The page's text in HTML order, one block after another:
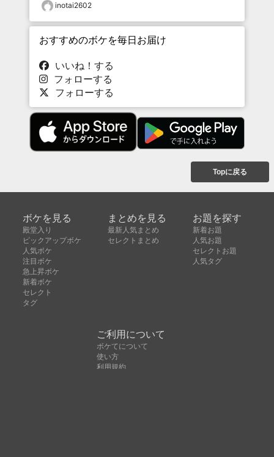
inotai2602
おすすめのボケを毎日お届け
いいね！する
フォローする
フォローする
Topに戻る
ボケを見る
殿堂入り
ピックアップボケ
人気ボケ
注目ボケ
急上昇ボケ
新着ボケ
セレクト
タグ
まとめを見る
最新人気まとめ
セレクトまとめ
お題を探す
新着お題
人気お題
セレクトお題
人気タグ
ご利用について
ボケてについて
使い方
利用規約